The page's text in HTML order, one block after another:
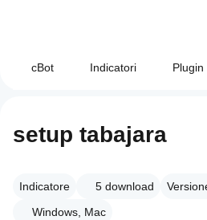
cBot Indicatori Plugin
setup tabajara
Indicatore 5 download
Windows, Mac